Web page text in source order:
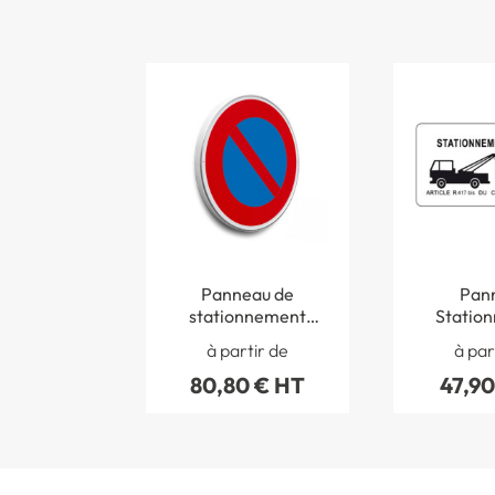
Panneau de
stationnement
interdit - B6a1
à partir de
80,80 € HT
gênant
blanc -
à